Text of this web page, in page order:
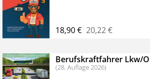
18,90 € 20,22 €
Berufskraftfahrer Lkw/
(28. Auflage 2026)